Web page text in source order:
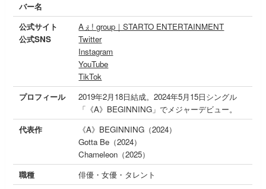
バー名
公式サイト
公式SNS
Aぇ! group｜STARTO ENTERTAINMENT
Twitter
Instagram
YouTube
TikTok
プロフィール
2019年2月18日結成。2024年5月15日シングル
「《A》BEGINNING」でメジャーデビュー。
代表作
《A》BEGINNING（2024）
Gotta Be（2024）
Chameleon（2025）
職種
俳優・女優・タレント